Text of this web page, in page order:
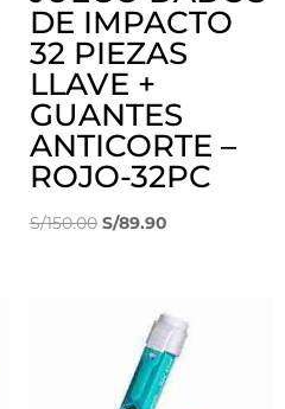
DE IMPACTO
32 PIEZAS
LLAVE +
GUANTES
ANTICORTE –
ROJO-32PC
S/150.00 El
S/150.00.
S/89.90El
es:
S/89.90.